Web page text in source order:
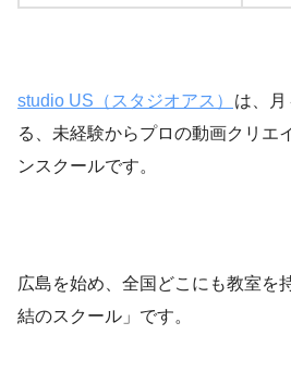
studio US（スタジオアス）
は、月
る、未経験からプロの動画クリエ
ンスクールです。
広島を始め、全国どこにも教室を
結のスクール」です。